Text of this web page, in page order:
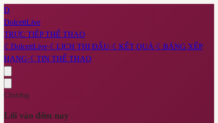
D
DolcettLive
TRỰC TIẾP THỂ THAO
☾ DolcettLive·☾ LỊCH THI ĐẤU·☾ KẾT QUẢ ·☾ BẢNG XẾP
HẠNG·☾ TIN THỂ THAO
Chương
Lối vào đêm nay